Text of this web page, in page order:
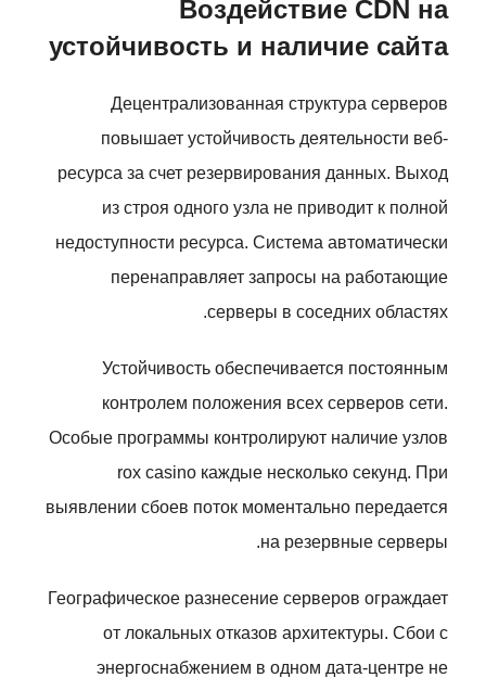
Воздействие CDN на
устойчивость и наличие сайта
Децентрализованная структура серверов
повышает устойчивость деятельности веб-
ресурса за счет резервирования данных. Выход
из строя одного узла не приводит к полной
недоступности ресурса. Система автоматически
перенаправляет запросы на работающие
серверы в соседних областях.
Устойчивость обеспечивается постоянным
контролем положения всех серверов сети.
Особые программы контролируют наличие узлов
rox casino каждые несколько секунд. При
выявлении сбоев поток моментально передается
на резервные серверы.
Географическое разнесение серверов ограждает
от локальных отказов архитектуры. Сбои с
энергоснабжением в одном дата-центре не